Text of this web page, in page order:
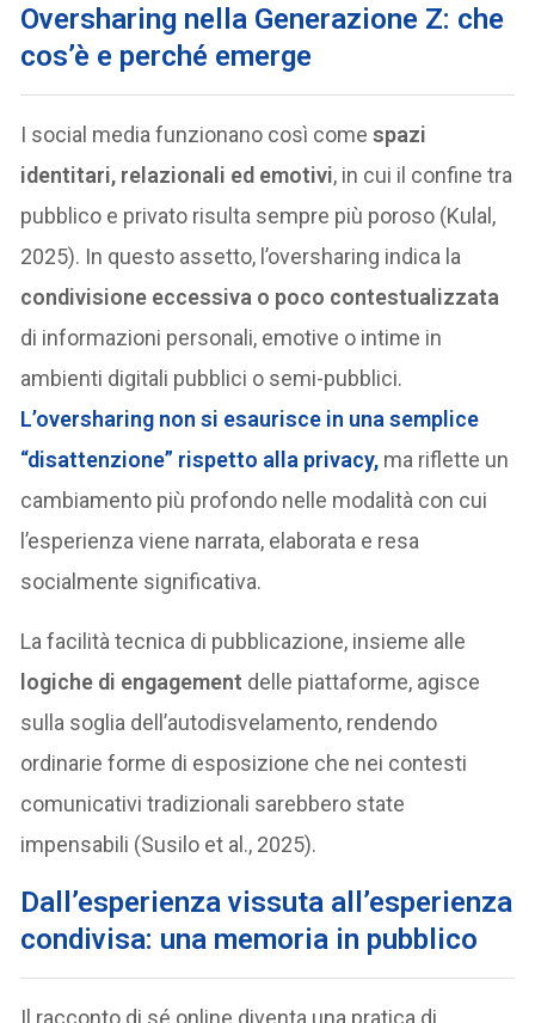
Oversharing nella Generazione Z: che
cos’è e perché emerge
I social media funzionano così comespazi
identitari, relazionali ed emotivi, in cui il confine tra
pubblico e privato risulta sempre più poroso (Kulal,
2025). In questo assetto, l’oversharing indica la
condivisione eccessiva o poco contestualizzata
di informazioni personali, emotive o intime in
ambienti digitali pubblici o semi-pubblici.
L’oversharing non si esaurisce in una semplice
“disattenzione” rispetto alla privacy, ma riflette un
cambiamento più profondo nelle modalità con cui
l’esperienza viene narrata, elaborata e resa
socialmente significativa.
La facilità tecnica di pubblicazione, insieme alle
logiche di engagement delle piattaforme, agisce
sulla soglia dell’autodisvelamento, rendendo
ordinarie forme di esposizione che nei contesti
comunicativi tradizionali sarebbero state
impensabili (Susilo et al., 2025).
Dall’esperienza vissuta all’esperienza
condivisa: una memoria in pubblico
Il racconto di sé online diventa una pratica di